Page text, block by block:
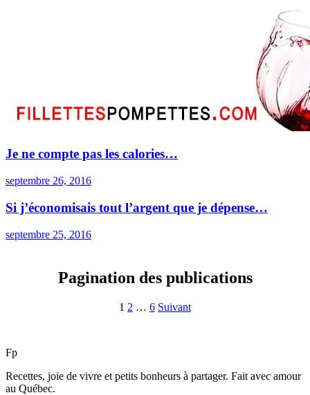
Je ne compte pas les calories…
septembre 26, 2016
Si j’économisais tout l’argent que je dépense…
septembre 25, 2016
Pagination des publications
1 2 … 6 Suivant
Fp
Recettes, joie de vivre et petits bonheurs à partager. Fait avec amour
au Québec.